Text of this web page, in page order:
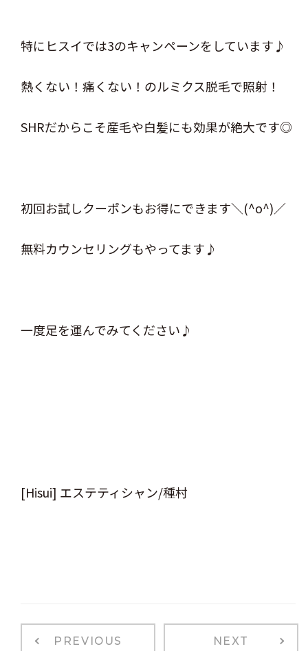
特にヒスイでは3のキャンペーンをしています♪
熱くない！痛くない！のルミクス脱毛で照射！
SHRだからこそ産毛や白髪にも効果が絶大です◎
初回お試しクーポンもお得にできます＼(^o^)／
無料カウンセリングもやってます♪
一度足を運んでみてください♪
[Hisui] エステティシャン/種村
PREVIOUS NEXT